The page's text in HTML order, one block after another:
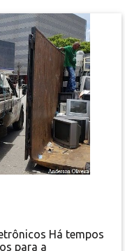
depende de
Há tempos
para a